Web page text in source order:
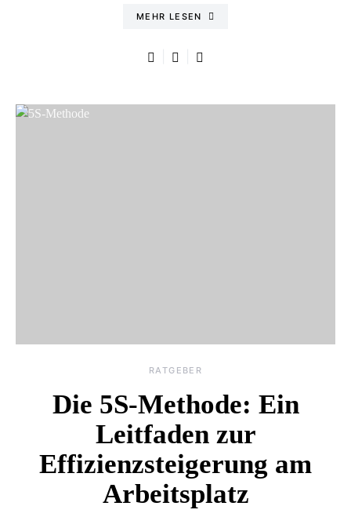
MEHR LESEN
RATGEBER
Die 5S-Methode: Ein
Leitfaden zur
Effizienzsteigerung am
Arbeitsplatz